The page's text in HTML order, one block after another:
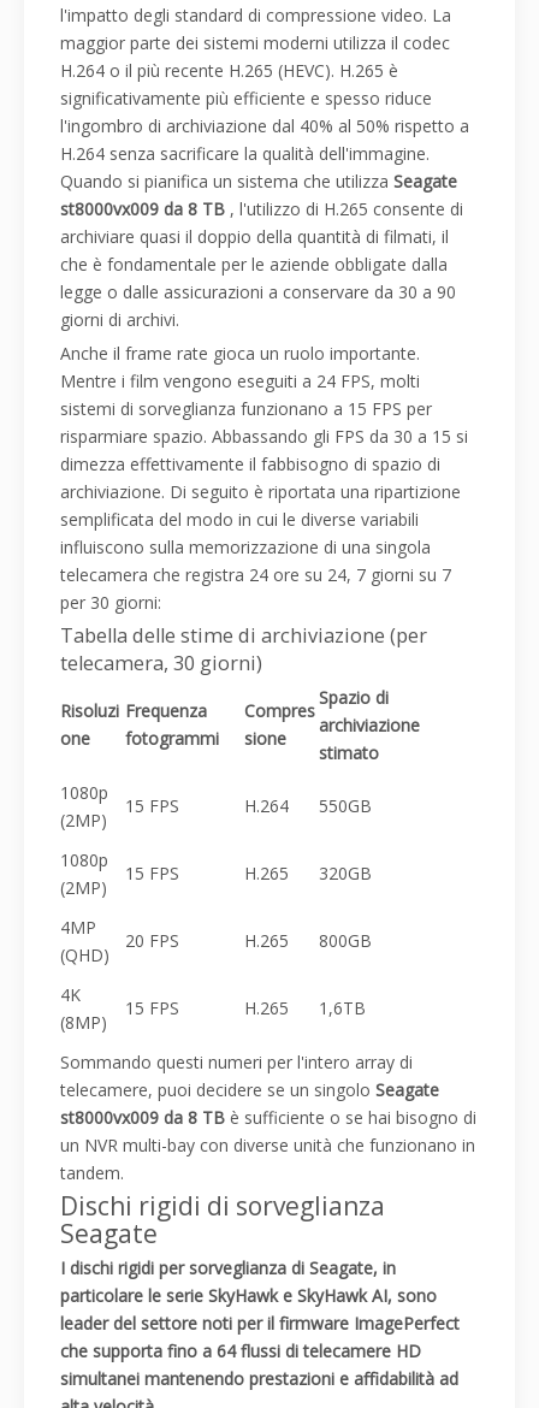
l'impatto degli standard di compressione video. La
maggior parte dei sistemi moderni utilizza il codec
H.264 o il più recente H.265 (HEVC). H.265 è
significativamente più efficiente e spesso riduce
l'ingombro di archiviazione dal 40% al 50% rispetto a
H.264 senza sacrificare la qualità dell'immagine.
Quando si pianifica un sistema che utilizza Seagate
st8000vx009 da 8 TB , l'utilizzo di H.265 consente di
archiviare quasi il doppio della quantità di filmati, il
che è fondamentale per le aziende obbligate dalla
legge o dalle assicurazioni a conservare da 30 a 90
giorni di archivi.
Anche il frame rate gioca un ruolo importante.
Mentre i film vengono eseguiti a 24 FPS, molti
sistemi di sorveglianza funzionano a 15 FPS per
risparmiare spazio. Abbassando gli FPS da 30 a 15 si
dimezza effettivamente il fabbisogno di spazio di
archiviazione. Di seguito è riportata una ripartizione
semplificata del modo in cui le diverse variabili
influiscono sulla memorizzazione di una singola
telecamera che registra 24 ore su 24, 7 giorni su 7
per 30 giorni:
Tabella delle stime di archiviazione (per
telecamera, 30 giorni)
Risoluzi
one
Frequenza
fotogrammi
Compres
sione
Spazio di
archiviazione
stimato
1080p
(2MP)
15 FPS H.264 550GB
1080p
(2MP)
15 FPS H.265 320GB
4MP
(QHD)
20 FPS H.265 800GB
4K
(8MP)
15 FPS H.265 1,6TB
Sommando questi numeri per l'intero array di
telecamere, puoi decidere se un singolo Seagate
st8000vx009 da 8 TB è sufficiente o se hai bisogno di
un NVR multi-bay con diverse unità che funzionano in
tandem.
Dischi rigidi di sorveglianza
Seagate
I dischi rigidi per sorveglianza di Seagate, in
particolare le serie SkyHawk e SkyHawk AI, sono
leader del settore noti per il firmware ImagePerfect
che supporta fino a 64 flussi di telecamere HD
simultanei mantenendo prestazioni e affidabilità ad